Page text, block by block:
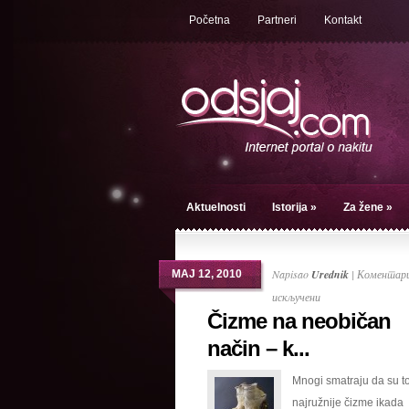
Početna Partneri Kontakt
Aktuelnosti Istorija » Za žene »
МАЈ 12, 2010 Napisao Urednik |
искљученина
Čizme
način
–
Čizme na neobičan
način – k...
Mnogi smatraju da su to
najružnije čizme ikada